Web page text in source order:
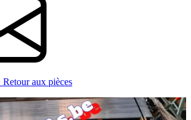
Retour aux pièces